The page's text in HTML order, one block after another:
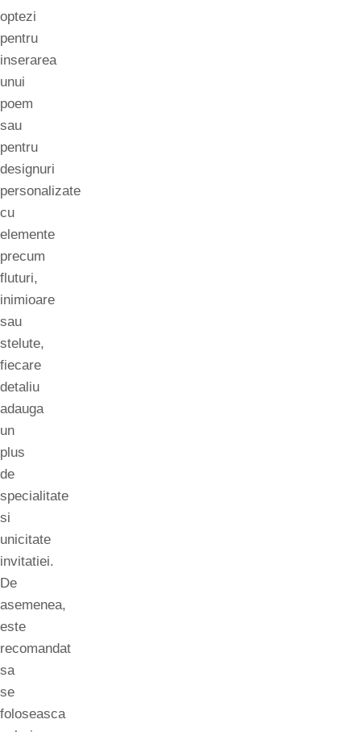
optezi
pentru
inserarea
unui
poem
sau
pentru
designuri
personalizate
cu
elemente
precum
fluturi,
inimioare
sau
stelute,
fiecare
detaliu
adauga
un
plus
de
specialitate
si
unicitate
invitatiei.
De
asemenea,
este
recomandat
sa
se
foloseasca